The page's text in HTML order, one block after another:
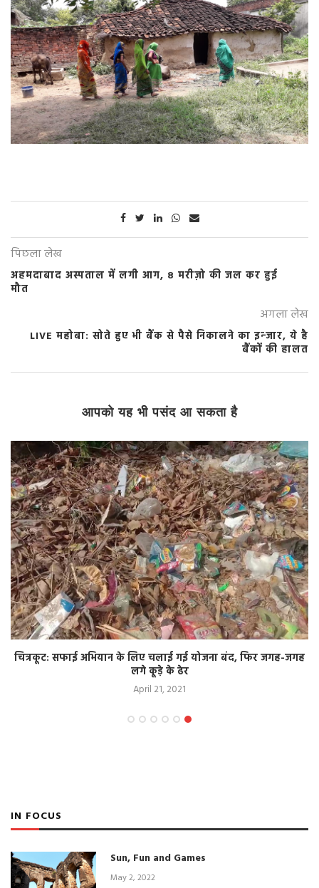
पिछला लेख
अहमदाबाद अस्पताल में लगी आग, 8 मरीज़ो की जल कर हुई
मौत
अगला लेख
LIVE महोबा: सोते हुए भी बैंक से पैसे निकालने का इन्जार, ये है
बैंकों की हालत
आपको यह भी पसंद आ सकता है
चित्रकूट: सफाई अभियान के लिए चलाई गई योजना बंद, फिर जगह-जगह
लगे कूड़े के ढेर
April 21, 2021
IN FOCUS
Sun, Fun and Games
May 2, 2022